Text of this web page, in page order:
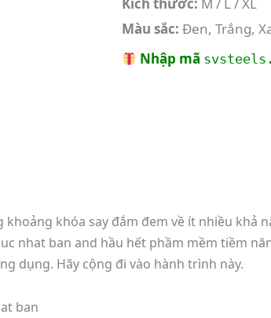
Màu sắc: Đen, Trắng,
Nhập mã
khóa say đắm đem về ít nhiều khả
nhat ban and hầu hết phầm mềm tiềm
dụng. Hãy cộng đi vào hành trình này.
ban